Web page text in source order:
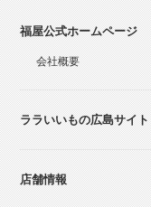
福屋公式ホームページ
会社概要
ララいいもの広島サイト
店舗情報